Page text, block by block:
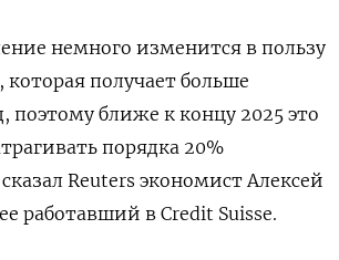
немного изменится в пользу
которая получает больше
поэтому ближе к концу 2025 это
порядка 20%
Reuters экономист Алексей
работавший в Credit Suisse.